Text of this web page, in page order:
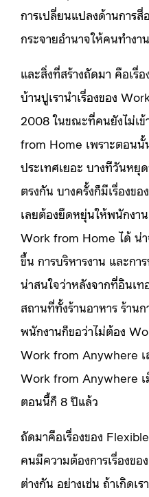
การเปลี่ยนแปลงด้านการสื่
กระจายอำนาจให้คนทำงา
และสิ่งที่สร้างถัดมา คือเรื่
บ้านปูเรานำเรื่องของ
2008 ในขณะที่คนยังไม่เข้
from Home เพราะตอนนั้
ประเทศเยอะ บางทีวันหยุ
ตรงกัน บางครั้งก็มีเรื่องข
เลยต้องยืดหยุ่นให้พนักงา
Work from Home ได้ น่
ขึ้น การบริหารงาน และก
น่าสนใจว่าหลังจากที่อินเ
สถานที่ทั้งร้านอาหาร ร้าน
พนักงานก็ขอว่าไม่ต้อง
Work from Anywhere เ
Work from Anywhere
ตอนนี้ก็ 8 ปีแล้ว
ถัดมาคือเรื่องของ
คนมีความต้องการเรื่องข
ต่างกัน อย่างเช่น ถ้าเกิดเ